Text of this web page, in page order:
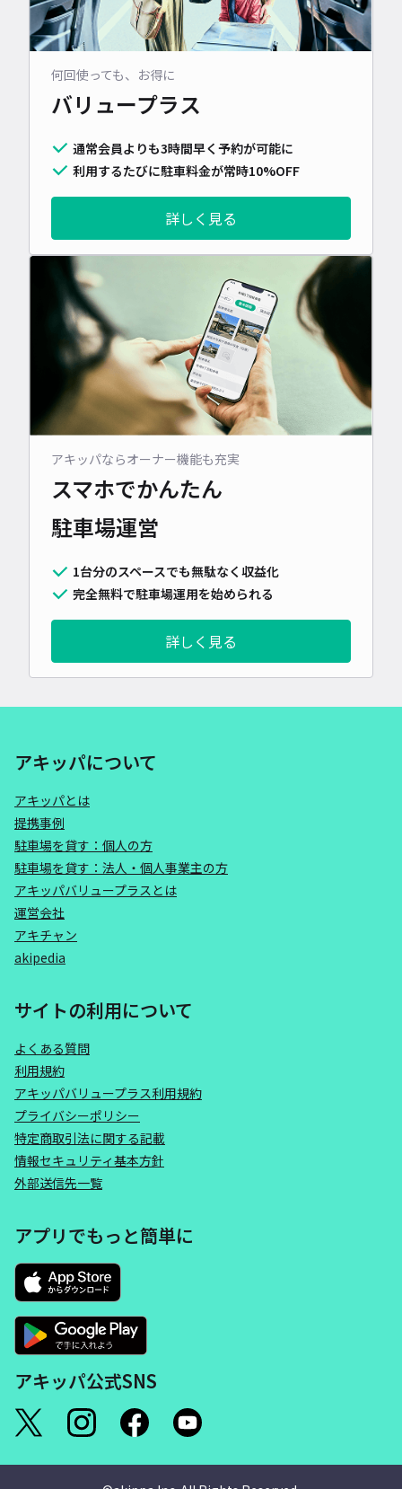
何回使っても、お得に
バリュープラス
通常会員よりも3時間早く予約が可能に
利用するたびに駐車料金が常時10%OFF
詳しく見る
アキッパならオーナー機能も充実
スマホでかんたん
駐車場運営
1台分のスペースでも無駄なく収益化
完全無料で駐車場運用を始められる
詳しく見る
アキッパについて
アキッパとは
提携事例
駐車場を貸す：個人の方
駐車場を貸す：法人・個人事業主の方
アキッパバリュープラスとは
運営会社
アキチャン
akipedia
サイトの利用について
よくある質問
利用規約
アキッパバリュープラス利用規約
プライバシーポリシー
特定商取引法に関する記載
情報セキュリティ基本方針
外部送信先一覧
アプリでもっと簡単に
アキッパ公式SNS